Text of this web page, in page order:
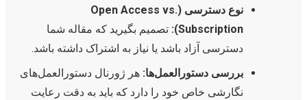
نوع دسترسی (Open Access vs.
Subscription):
تصمیم بگیرید که مقاله شما
دسترسی آزاد باشد یا نیاز به اشتراک داشته باشد.
بررسی دستورالعمل‌ها: هر ژورنال دستورالعمل‌های
نگارشی خاص خود را دارد که باید به دقت رعایت